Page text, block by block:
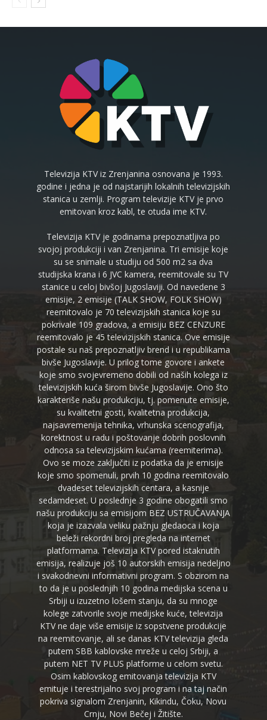
Televizija KTV iz Zrenjanina osnovana je 1993.
godine i jedna je od najstarijih lokalnih televizijskih
stanica u zemlji. Program televizije KTV je prvo
emitovan kroz kabl, te otuda ime KTV.
Televizija KTV je godinama prepoznatljiva po
svojoj produkciji i van Zrenjanina. Tri emisije koje
su se snimale u studiju od 500 m2 sa dva
studijska krana i 6 JVC kamera, reemitovale su TV
stanice u celoj bivšoj Jugoslaviji. Od navedene 3
emisije, 2 emisije (TALK SHOW, FOLK SHOW)
reemitovalo je 70 televizijskih stanica koje su
pokrivale 109 gradova, a emisiju BEZ CENZURE
reemitovalo je 45 televizijskih stanica. Ove emisije
postale su naš prepoznatljiv brend i u republikama
bivše Jugoslavije. U prilog tome govore i ankete
koje smo svojevremeno dobili od naših kolega iz
televizijskih kuća širom bivše Jugoslavije. Ono što
karakteriše našu produkciju, tj. pomenute emisije,
su kvalitetni gosti, kvalitetna produkcija,
najsavremenija tehnika, vrhunska scenografija,
korektnost u radu i poštovanje dobrih poslovnih
odnosa sa televizijskim kućama (reemiterima).
Ovo se moze zaključiti iz podatka da je emisije
koje smo spomenuli, prvih 10 godina reemitovalo
dvadeset televizijskih centara, a kasnije
sedamdeset. U poslednje 3 godine obogatili smo
našu produkciju sa emisijom BEZ USTRUČAVANJA
koja je izazvala veliku pažnju gledaoca i koja
beleži rekordni broj pregleda na internet
platformama. Televizija KTV pored istaknutih
emisija, realizuje još 10 autorskih emisija nedeljno
i svakodnevni informativni program. S obzirom na
to da je u poslednjih 10 godina medijska scena u
Srbiji u izuzetno lošem stanju, da su mnoge
kolege zatvorile svoje medijske kuće, televizija
KTV ne daje više emisije iz sopstvene produkcije
na reemitovanje, ali se danas KTV televizija gleda
putem SBB kablovske mreže u celoj Srbiji, a
putem NET TV PLUS platforme u celom svetu.
Osim kablovskog emitovanja televizija KTV
emituje i terestrijalno svoj program i na taj način
pokriva signalom Zrenjanin, Kikindu, Čoku, Novu
Crnju, Novi Bečej i Žitište.